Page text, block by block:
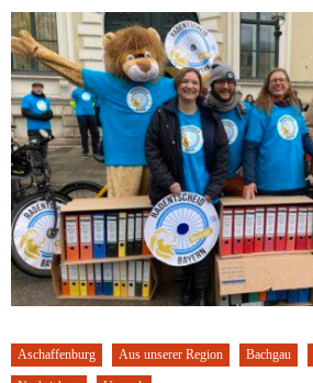
Aschaffenburg Aus unserer Region Bachgau